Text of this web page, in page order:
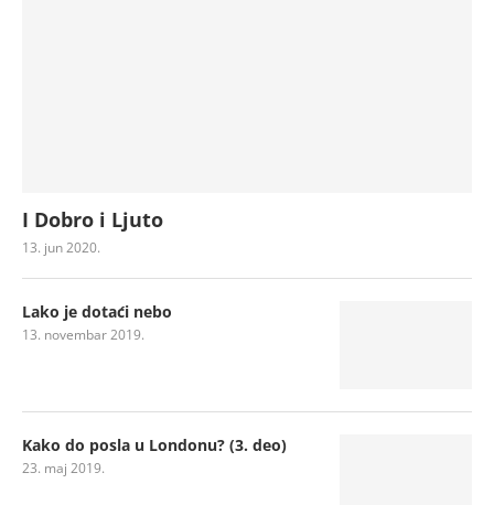
I Dobro i Ljuto
13. jun 2020.
Lako je dotaći nebo
13. novembar 2019.
Kako do posla u Londonu? (3. deo)
23. maj 2019.